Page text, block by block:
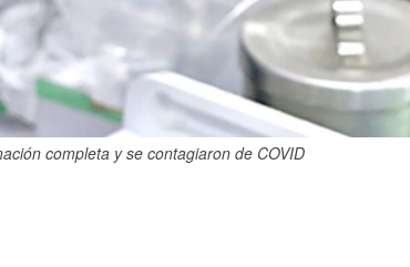
completa y se contagiaron de COVID